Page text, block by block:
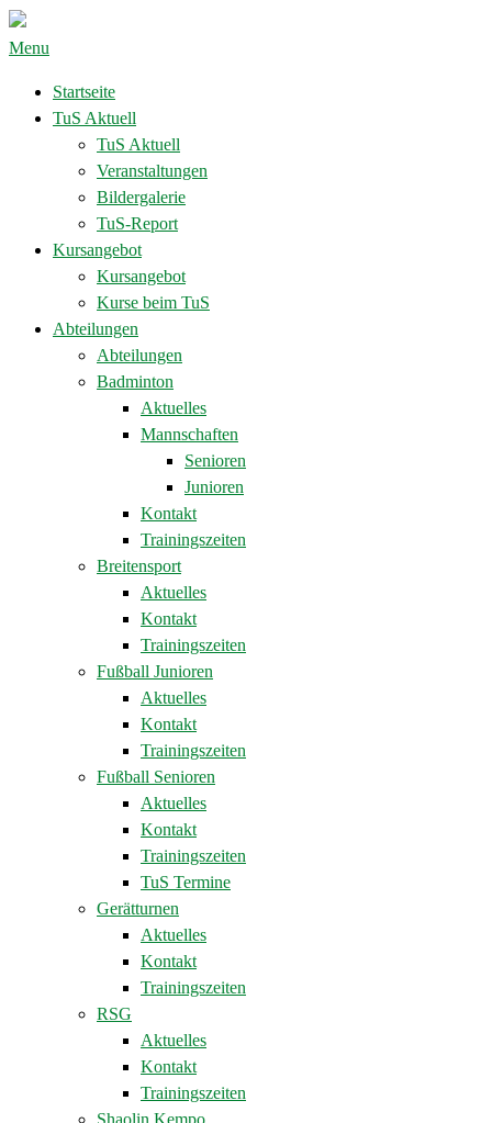
Menu
Startseite
TuS Aktuell
TuS Aktuell
Veranstaltungen
Bildergalerie
TuS-Report
Kursangebot
Kursangebot
Kurse beim TuS
Abteilungen
Abteilungen
Badminton
Aktuelles
Mannschaften
Senioren
Junioren
Kontakt
Trainingszeiten
Breitensport
Aktuelles
Kontakt
Trainingszeiten
Fußball Junioren
Aktuelles
Kontakt
Trainingszeiten
Fußball Senioren
Aktuelles
Kontakt
Trainingszeiten
TuS Termine
Gerätturnen
Aktuelles
Kontakt
Trainingszeiten
RSG
Aktuelles
Kontakt
Trainingszeiten
Shaolin Kempo